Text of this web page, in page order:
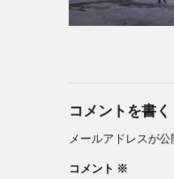
コメントを書く
メールアドレスが
コメント ※